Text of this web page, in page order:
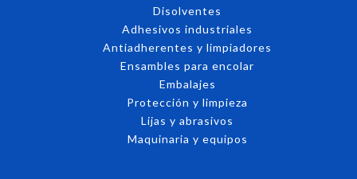
Disolventes
Adhesivos industriales
Antiadherentes y limpiadores
Ensambles para encolar
Embalajes
Protección y limpieza
Lijas y abrasivos
Maquinaria y equipos